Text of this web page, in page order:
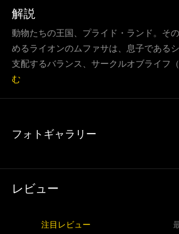
解説
動物たちの王国、プライド・ランド。そ
めるライオンのムファサは、息子である
支配するバランス、サークルオブライフ
む
フォトギャラリー
レビュー
注目レビュー